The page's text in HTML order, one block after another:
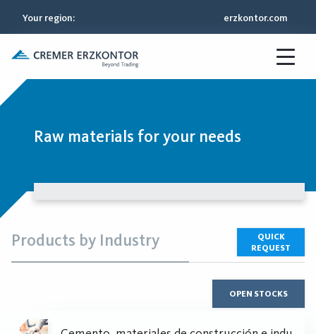
Your region: erzkontor.com
Raw materials for your needs
QUICK
REQUEST
Products by Industry
OPEN STOCKS